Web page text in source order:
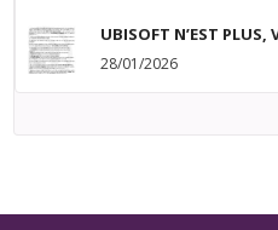
UBISOFT N’EST PLUS,
28/01/2026